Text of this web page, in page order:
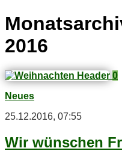
2016
0
Neues
25.12.2016, 07:55
Wir wün­schen